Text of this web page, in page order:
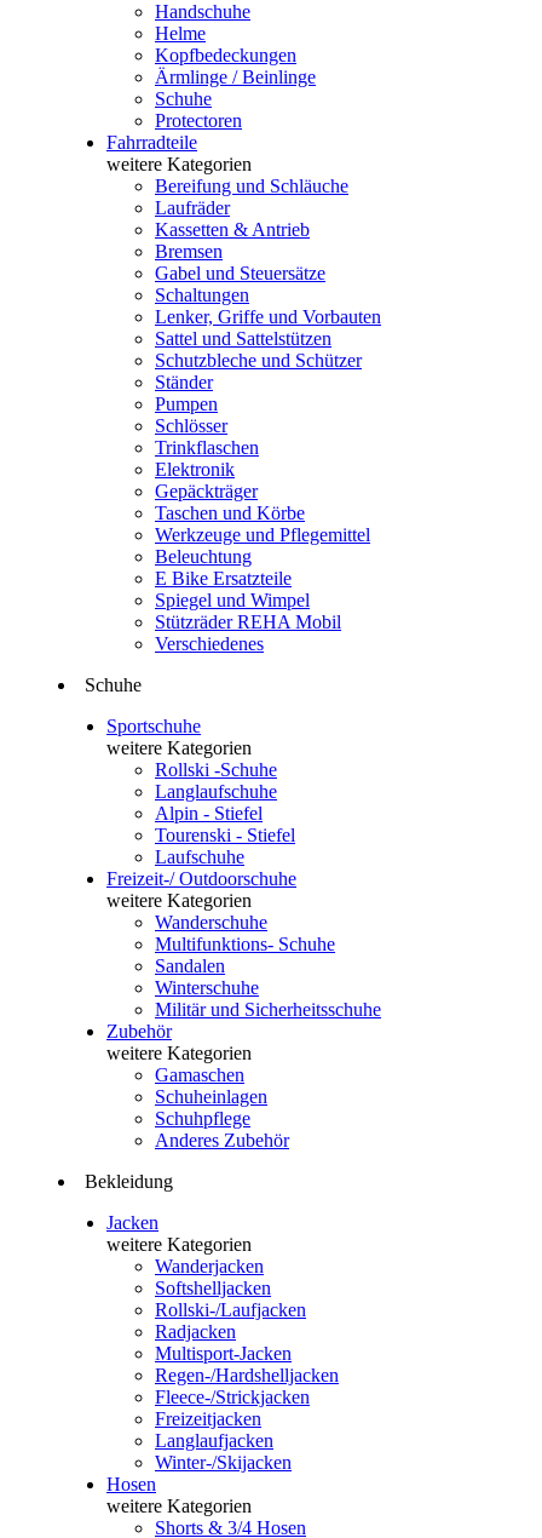
Handschuhe
Helme
Kopfbedeckungen
Ärmlinge / Beinlinge
Schuhe
Protectoren
Fahrradteile
weitere Kategorien
Bereifung und Schläuche
Laufräder
Kassetten & Antrieb
Bremsen
Gabel und Steuersätze
Schaltungen
Lenker, Griffe und Vorbauten
Sattel und Sattelstützen
Schutzbleche und Schützer
Ständer
Pumpen
Schlösser
Trinkflaschen
Elektronik
Gepäckträger
Taschen und Körbe
Werkzeuge und Pflegemittel
Beleuchtung
E Bike Ersatzteile
Spiegel und Wimpel
Stützräder REHA Mobil
Verschiedenes
Schuhe
Sportschuhe
weitere Kategorien
Rollski -Schuhe
Langlaufschuhe
Alpin - Stiefel
Tourenski - Stiefel
Laufschuhe
Freizeit-/ Outdoorschuhe
weitere Kategorien
Wanderschuhe
Multifunktions- Schuhe
Sandalen
Winterschuhe
Militär und Sicherheitsschuhe
Zubehör
weitere Kategorien
Gamaschen
Schuheinlagen
Schuhpflege
Anderes Zubehör
Bekleidung
Jacken
weitere Kategorien
Wanderjacken
Softshelljacken
Rollski-/Laufjacken
Radjacken
Multisport-Jacken
Regen-/Hardshelljacken
Fleece-/Strickjacken
Freizeitjacken
Langlaufjacken
Winter-/Skijacken
Hosen
weitere Kategorien
Shorts & 3/4 Hosen